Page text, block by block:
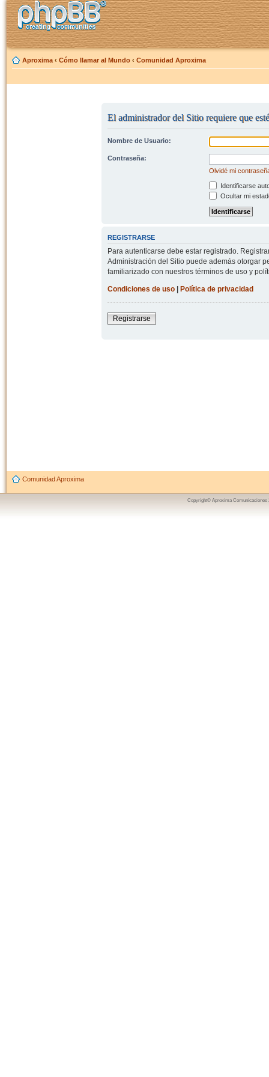
Aproxima ‹ Cómo llamar al Mundo ‹ Comunidad Aproxima
El administrador del Sitio requiere que
Nombre de Usuario:
Contraseña:
Olvidé mi
Identificarse
Ocultar mi
REGISTRARSE
Para autenticarse debe estar registrado.
Administración del Sitio puede además otorgar
familiarizado con nuestros términos de uso y
Condiciones de uso| Política de privacidad
Registrarse
Comunidad Aproxima
Copyright© Aproxima Comunicaciones